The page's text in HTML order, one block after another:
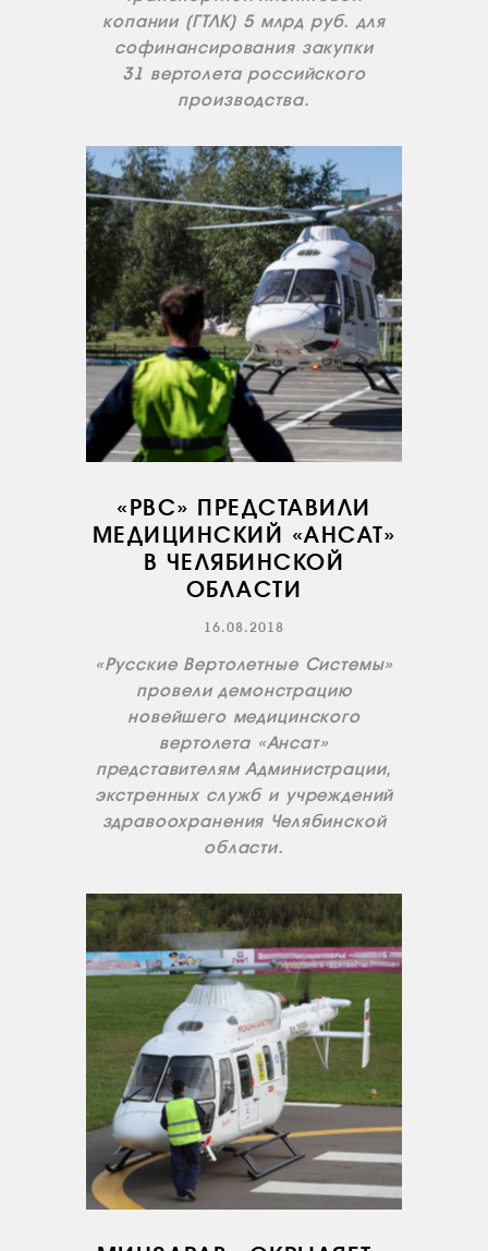
копании (ГТЛК) 5 млрд руб. для
софинансирования закупки
31 вертолета российского
производства.
«РВС» ПРЕДСТАВИЛИ
МЕДИЦИНСКИЙ «АНСАТ»
В ЧЕЛЯБИНСКОЙ
ОБЛАСТИ
16.08.2018
«Русские Вертолетные Системы»
провели демонстрацию
новейшего медицинского
вертолета «Ансат»
представителям Администрации,
экстренных служб и учреждений
здравоохранения Челябинской
области.